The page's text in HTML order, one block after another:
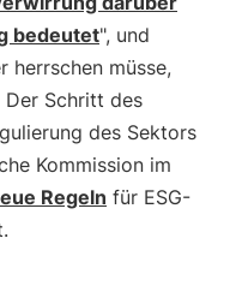
bedeutet", und
herrschen müsse,
Der Schritt des
des Sektors
Kommission im
Regeln für ESG-